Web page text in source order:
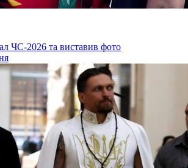
ЧС-2026 та виставив фото